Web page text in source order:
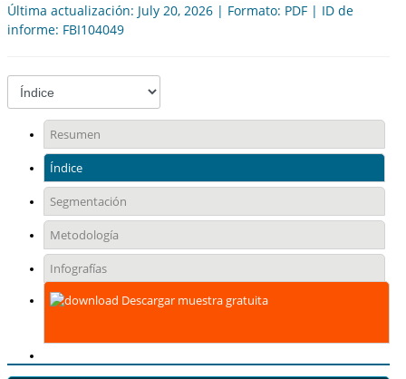
Última actualización: July 20, 2026 | Formato: PDF | ID de
informe: FBI104049
Resumen
Índice
Segmentación
Metodología
Infografías
Descargar muestra gratuita